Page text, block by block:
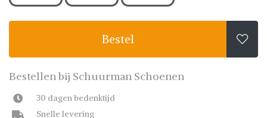
Bestel 
Bestellen bij Schuurman Schoenen
30 dagen bedenktijd
Snelle levering